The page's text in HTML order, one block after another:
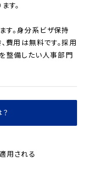
す。
。身分系ビザ保持
費用は無料です。採用
整備したい人事部門
用される